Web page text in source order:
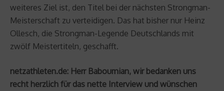
weiteres Ziel ist, den Titel bei der nächsten Strongman-
Meisterschaft zu verteidigen. Das hat bisher nur Heinz
Ollesch, die Strongman-Legende Deutschlands mit
zwölf Meistertiteln, geschafft.
netzathleten.de: Herr Baboumian, wir bedanken uns
recht herzlich für das nette Interview und wünschen